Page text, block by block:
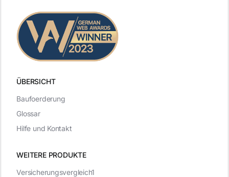
ÜBERSICHT
WEITERE PRODUKTE
Versicherungsvergleich1
Baufoerderung
Glossar
Hilfe und Kontakt